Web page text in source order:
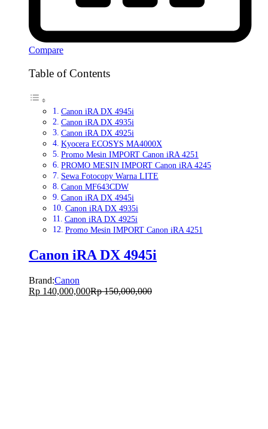
Compare
Table of Contents
Canon iRA DX 4945i
Canon iRA DX 4935i
Canon iRA DX 4925i
Kyocera ECOSYS MA4000X
Promo Mesin IMPORT Canon iRA 4251
PROMO MESIN IMPORT Canon iRA 4245
Sewa Fotocopy Warna LITE
Canon MF643CDW
Canon iRA DX 4945i
Canon iRA DX 4935i
Canon iRA DX 4925i
Promo Mesin IMPORT Canon iRA 4251
Canon iRA DX 4945i
Brand:Canon
Rp 140,000,000Rp150,000,000